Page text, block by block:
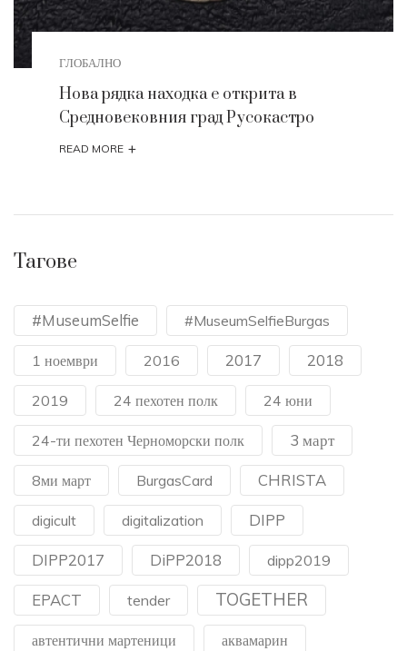
ГЛОБАЛНО
Нова рядка находка е открита в
Средновековния град Русокастро
READ MORE +
Тагове
#MuseumSelfie #MuseumSelfieBurgas
1 ноември 2016 2017 2018
2019 24 пехотен полк 24 юни
24-ти пехотен Черноморски полк 3 март
8ми март BurgasCard CHRISTA
digicult digitalization DIPP
DIPP2017 DiPP2018 dipp2019
EPACT tender TOGETHER
автентични мартеници аквамарин